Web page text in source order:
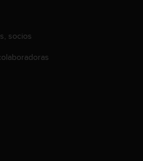
socios